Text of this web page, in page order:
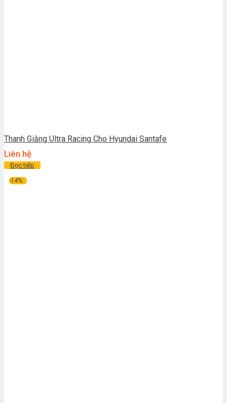
Thanh Giằng Ultra Racing Cho Hyundai Santafe
Liên hệ
Đọc tiếp
-14%